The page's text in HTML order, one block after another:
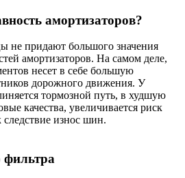
амортизаторов?
не придают большого значения
амортизаторов. На самом деле,
несет в себе большую
дорожного движения. У
тормозной путь, в худшую
качества, увеличивается риск
износ шин.
фильтра